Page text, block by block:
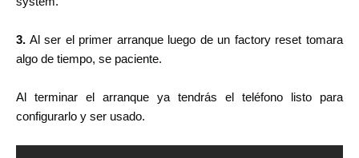
3. Al ser el primer arranque luego de un factory reset tomara
algo de tiempo, se paciente.
Al terminar el arranque ya tendrás el teléfono listo para
configurarlo y ser usado.